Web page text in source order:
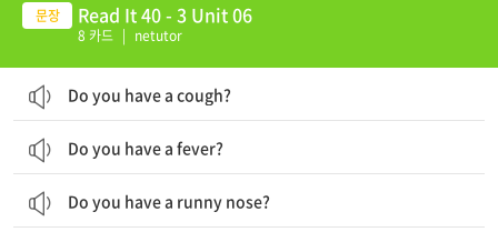
Read It 40 - 3 Unit 06
8 카드 | netutor
Do you have a cough?
Do you have a fever?
Do you have a runny nose?